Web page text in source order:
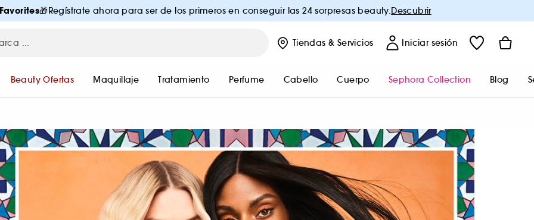
🎁Regístrate ahora para ser de los primeros en conseguir las 24 sorpresas beauty.Descubrir
Tiendas & Servicios Iniciar sesión
Beauty Ofertas Maquillaje Tratamiento Perfume Cabello Cuerpo Sephora Collection Blog